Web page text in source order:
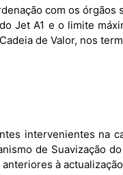
Jet A1 e o limite
de Valor, nos
de Suavização
à